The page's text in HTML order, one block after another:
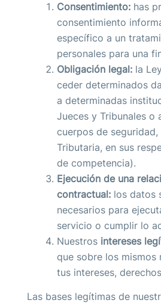
Consentimiento: has
consentimiento
específico a un
personales para una
Obligación legal: la
ceder determinados
a determinadas
Jueces y Tribunales o
cuerpos de seguridad,
Tributaria, en sus
de competencia).
Ejecución de una
contractual: los datos
necesarios para
servicio o cumplir lo
Nuestros intereses
que sobre los mismos
tus intereses,
Las bases legítimas de